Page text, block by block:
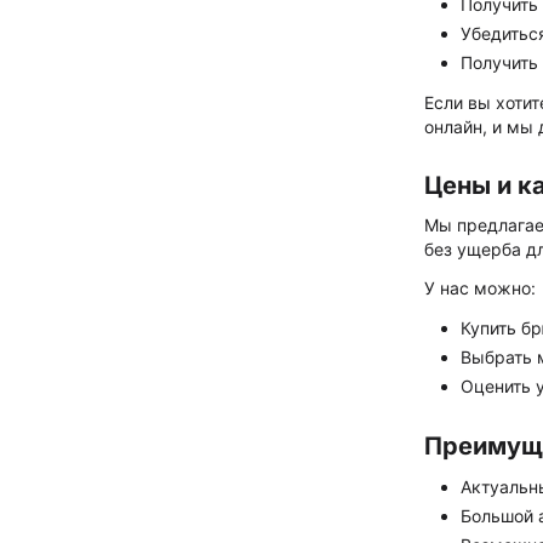
Если вы
онлайн, и мы
Цены и
Мы
без ущерба
У нас можно:
Купить
Выбрать
Оценить
Большой